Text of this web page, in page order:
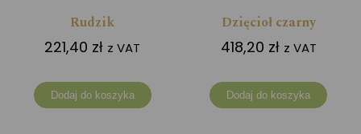
Rudzik
221,40 zł z VAT
Dodaj do koszyka
Dzięcioł czarny
418,20 zł z VAT
Dodaj do koszyka